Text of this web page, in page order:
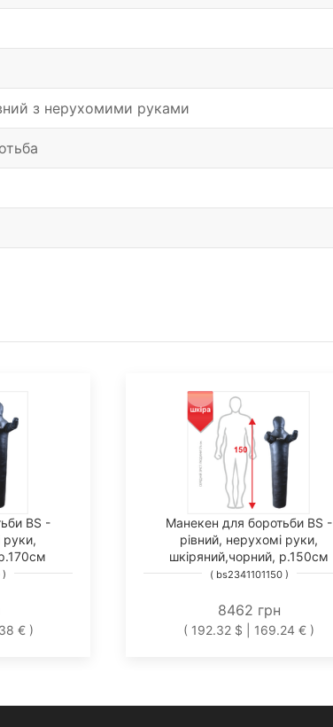
з нерухомими руками
BS -
руки,
)
€ )
Манекен для боротьби BS -
рівний, нерухомі руки,
шкіряний,чорний, р.150см
( bs2341101150 )
8462 грн
( 192.32 $ | 169.24 € )